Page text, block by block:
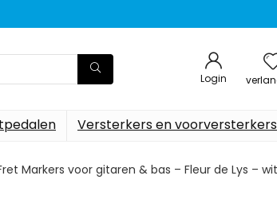
Login
Versterkers en voorversterkers
Markers voor gitaren & bas – Fleur de Lys –